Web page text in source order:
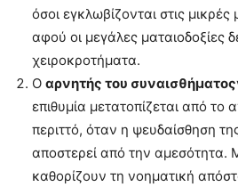
όσοι εγκλωβίζονται στις μικρές
αφού οι μεγάλες ματαιοδοξίες
χειροκροτήματα.
Ο αρνητής του συναισθήματος
επιθυμία μετατοπίζεται από το
περιττό, όταν η ψευδαίσθηση
αποστερεί από την αμεσότητα.
καθορίζουν τη νοηματική